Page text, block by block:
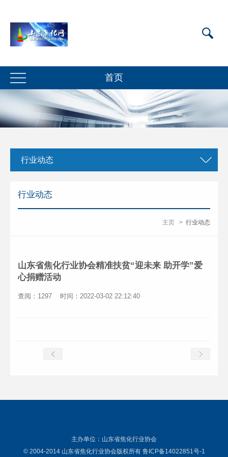
首页
行业动态
行业动态
主页 > 行业动态
山东省焦化行业协会精准扶贫“迎未来 助开学”爱
心捐赠活动
查阅：1297 时间：2022-03-02 22:12:40
主办单位：山东省焦化行业协会
© 2004-2014 山东省焦化行业协会版权所有 鲁ICP备14022851号-1